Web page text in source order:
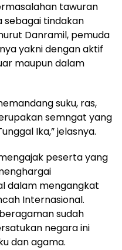
tawuran
sebagai tindakan
Danramil, pemuda
yakni dengan aktif
maupun dalam
suku, ras,
semngat yang
Ika,” jelasnya.
peserta yang
dalam mengangkat
Internasional.
sudah
negara ini
dan agama.